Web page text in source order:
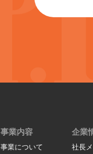
事業内容
事業について
企業
社長